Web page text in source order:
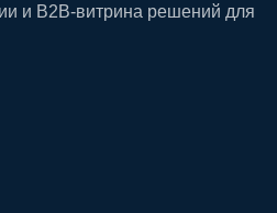
и B2B-витрина решений для